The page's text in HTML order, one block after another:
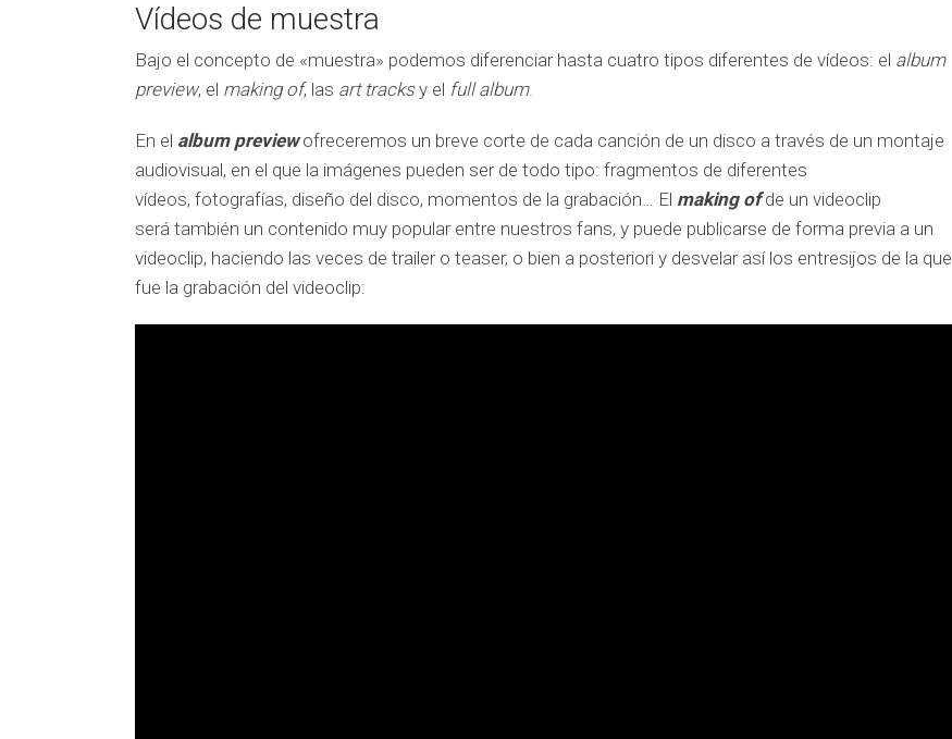
Vídeos de muestra
Bajo el concepto de «muestra» podemos diferenciar hasta cuatro tipos diferentes de vídeos: el album
preview, el making of, las art tracksy el full album.
En el album previewofreceremos un breve corte de cada canción de un disco a través de un montaje
audiovisual, en el que la imágenes pueden ser de todo tipo: fragmentos de diferentes
vídeos, fotografías, diseño del disco, momentos de la grabación… El making ofde un videoclip
será también un contenido muy popular entre nuestros fans, y puede publicarse de forma previa a un
videoclip, haciendo las veces de trailer o teaser, o bien a posteriori y desvelar así los entresijos de la que
fue la grabación del videoclip: